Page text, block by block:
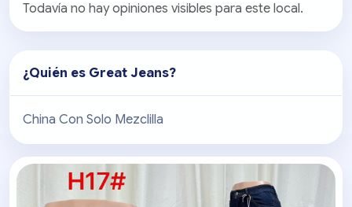
Todavía no hay opiniones visibles para este local.
¿Quién es Great Jeans?
China Con Solo Mezclilla